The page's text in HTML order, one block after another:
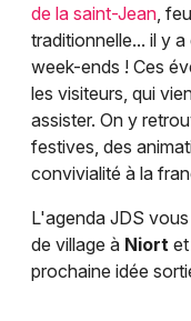
de la saint-Jean,
traditionnelle... il y
week-ends ! Ces
les visiteurs, qui
assister. On y
festives, des
convivialité à la
L'agenda JDS
de village à Niort
prochaine idée